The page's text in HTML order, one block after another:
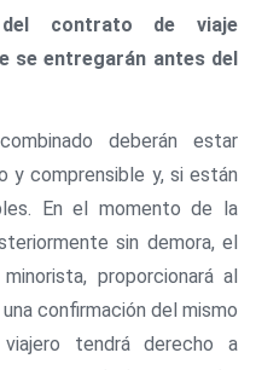
contrato de viaje
se entregarán antes del
deberán estar
y comprensible y, si están
En el momento de la
sin demora, el
proporcionará al
confirmación del mismo
tendrá derecho a